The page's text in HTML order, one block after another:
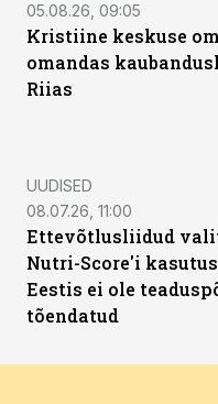
05.08.26, 09:05
Kristiine keskuse
omandas
Riias
UUDISED
08.07.26, 11:00
Ettevõtlusliidud
Nutri-Score'i
Eestis ei ole
tõendatud